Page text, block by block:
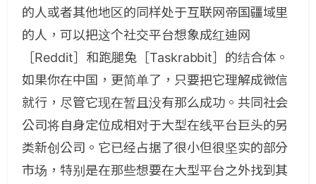
的人或者其他地区的同样处于互联网帝国疆域里
的人，可以把这个社交平台想象成红迪网
［Reddit］和跑腿兔［Taskrabbit］的结合体。
如果你在中国，更简单了，只要把它理解成微信
就行，尽管它现在暂且没有那么成功。共同社会
公司将自身定位成相对于大型在线平台巨头的另
类新创公司。它已经占据了很小但很坚实的部分
市场，特别是在那些想要在大型平台之外找到其